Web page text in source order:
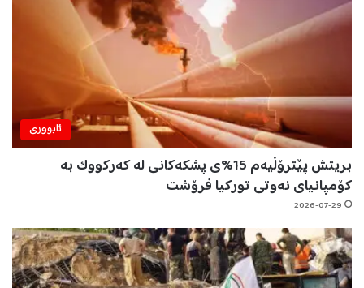
ئابووری
بریتش پێترۆڵیەم 15%ی پشکەکانی لە کەرکووک بە
کۆمپانیای نەوتی تورکیا فرۆشت
2026-07-29